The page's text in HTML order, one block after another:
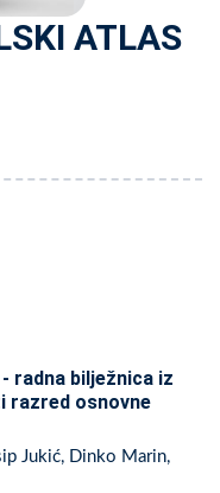
ATLAS
radna bilježnica iz
razred osnovne
Jukić, Dinko Marin,